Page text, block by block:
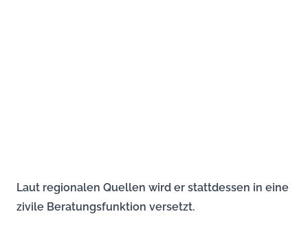
Laut regionalen Quellen wird er stattdessen in eine
zivile Beratungsfunktion versetzt.